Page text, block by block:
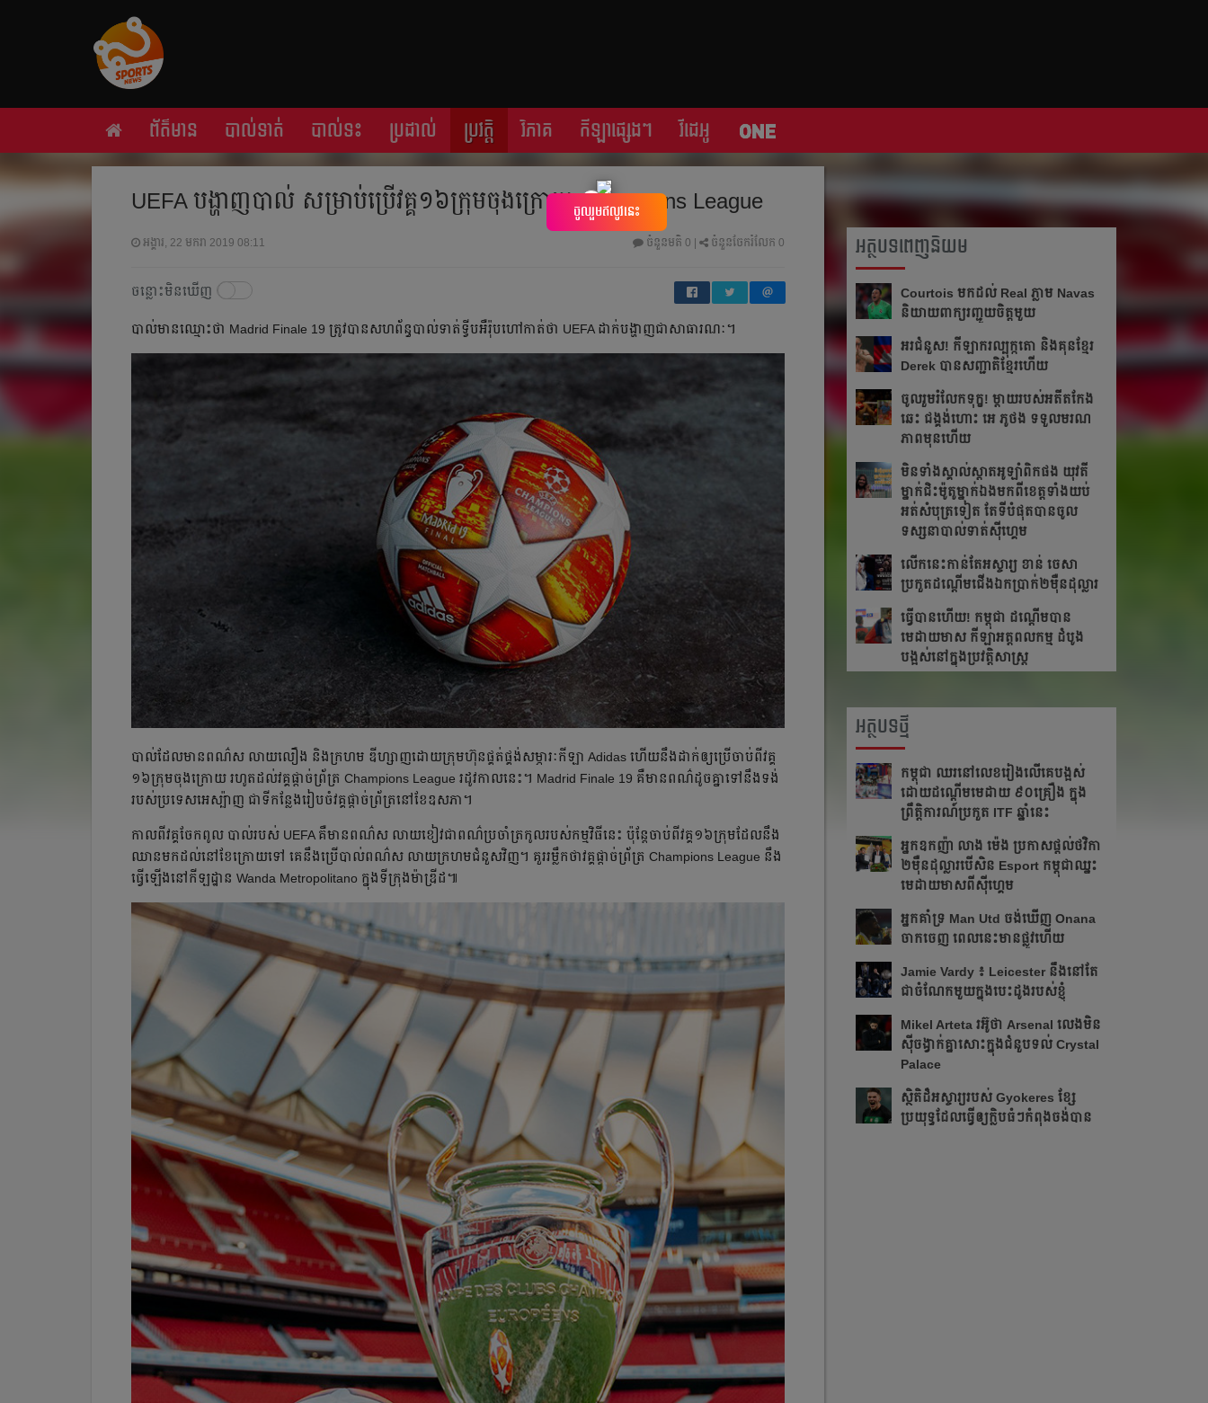
ព័ត៌មាន បាល់ទាត់ បាល់ទះ ប្រដាល់ ប្រវត្តិ​​ វិភាគ កីឡា​ផ្សេង​ៗ វីដេអូ
UEFA បង្ហាញ​បាល់​ សម្រាប់​ប្រើ​វគ្គ​១៦​ក្រុម​ចុង​ក្រោយ​ Champions League
អង្គារ, 22 មករា 2019 08:11 ចំនួនមតិ 0 ចំនួនចែករំលែក 0
ចន្លោះមិនឃើញ
បាល់​​មាន​ឈ្មោះ​ថា​ Madrid Finale 19 ត្រូវ​បាន​សហព័ន្ធ​បាល់ទាត់​ទ្វីប​អឺរ៉ុប​ហៅ​កាត់​ថា​ UEFA ដាក់​បង្ហាញ​ជា​សាធារណៈ​​។​
បាល់​ដែល​មាន​ពណ៌​ស លាយ​លឿង​ និង​ក្រហម ​ឌីហ្សាញ​ដោយ​ក្រុមហ៊ុន​ផ្គត់ផ្គង់​សម្ភារៈ​កីឡា​ Adidas ហើយ​នឹង​ដាក់​ឲ្យ​ប្រើ​ចាប់​ពី​វគ្គ​
១៦​ក្រុម​ចុង​ក្រោយ​ រហូត​ដល់​វគ្គ​ផ្ដាច់ព្រ័ត្រ​ Champions League រដូវ​កាល​នេះ។​ Madrid Finale 19 គឺ​មាន​ពណ៌​ដូច​គ្នា​ទៅ​នឹង​ទង់​
របស់​ប្រទេស​អេស្ប៉ាញ​ ជា​ទី​កន្លែង​រៀប​ចំ​វគ្គ​ផ្ដាច់ព្រ័ត្រ​នៅ​ខែ​ឧសភា។​
កាល​ពី​វគ្គ​ចែក​ពូល​ បាល់​របស់​ UEFA គឺ​មាន​ពណ៌​ស​ លាយ​ខៀវ​ជា​ពណ៌​ប្រចាំ​ត្រកូល​របស់​កម្មវិធី​នេះ​ ប៉ុន្តែ​ចាប់​ពី​វគ្គ​១៦​ក្រុម​ដែល​នឹង​
ឈាន​មក​ដល់​នៅ​ខែ​ក្រោយ​ទៅ​​ គេ​នឹង​ប្រើ​បាល់​ពណ៌​ស លាយ​ក្រហម​ជំនួស​វិញ។ គួរ​រម្លឹក​ថា​វគ្គ​ផ្ដាច់ព្រ័ត្រ​ Champions League នឹង​
ធ្វើ​ឡើង​នៅ​កីឡដ្ឋាន Wanda Metropolitano ក្នុង​ទីក្រុង​ម៉ាឌ្រីដ៕
អត្ថបទពេញនិយម
Courtois មក​ដល់​ Real ភ្លាម​​ Navas
និយាយ​ពាក្យ​រញ្ជួយ​ចិត្ត​មួយ​
អរ​ជំនួស!​ កីឡាករ​ល្បុក្កតោ​ និង​គុន​ខ្មែរ​
Derek​ បាន​សញ្ជាតិ​ខ្មែរ​ហើយ​
ចូលរួម​រំលែក​ទុក្ខ​! ម្ដាយ​របស់​អតីត​កែង​
ឆេះ​ ជង្គង់​ហោះ​ អេ​ ភូថង​ ទទួល​មរណ
ភាព​មុន​ហើយ
មិនទាំងស្គាល់ស្តាតអូឡាំពិកផង យុវតី
ម្នាក់ជិះម៉ូតូម្នាក់ឯងមកពីខេត្ត​ទាំង​យប់
អត់សំបុត្រទៀត តែ​ទី​បំផុត​បាន​ចូល​
ទស្សនា​បាល់ទាត់ស៊ីហ្គេម
លើក​នេះ​កាន់​តែ​អស្ចារ្យ ខាន់ ចេសា
ប្រកួត​ដណ្តើម​ជើង​ឯកប្រាក់២ម៉ឺនដុល្លារ​
ធ្វើបានហើយ! កម្ពុជា ដណ្តើមបាន
មេដាយមាស កីឡាអត្តពលកម្ម ដំបូង
បង្អស់នៅក្នុងប្រវត្តិសាស្រ្ត
អត្ថបទថ្មី
កម្ពុជា​ ឈរនៅលេខរៀងលើគេបង្អស់​
ដោយដណ្ដើមមេដាយ​ ៩០គ្រឿង ក្នុង
ព្រឹត្ដិការណ៍ប្រកួត ITF​ ឆ្នាំនេះ
អ្នក​ឧកញ៉ា លាង ម៉េង ​ប្រកាស​ផ្ដល់​ថវិកា​
២​ម៉ឺន​ដុល្លារ​បើ​សិន​​ Esport កម្ពុជា​​ឈ្នះ​​
មេដាយ​មាស​ពី​ស៊ីហ្គេម​
អ្នក​គាំទ្រ Man Utd ចង់​ឃើញ Onana
ចាកចេញ​ ពេលនេះ​មាន​ផ្លូវ​ហើយ​​
Jamie Vardy ៖ Leicester នឹង​នៅ​តែ​
ជា​ចំណែក​មួយ​ក្នុង​បេះដូង​របស់​ខ្ញុំ​
Mikel Arteta ​រអ៊ូ​ថា​​ Arsenal លេង​មិន​
ស៊ី​ចង្វាក់​គ្នា​​សោះ​ក្នុង​ជំនួប​ទល់ Crystal
Palace
​ស្ថិតិ​ដ៏​អស្ចារ្យ​​របស់ Gyokeres ខ្សែ​
ប្រយុទ្ធ​ដែល​​ធ្វើ​ឲ្យ​ក្លិប​ធំៗ​កំពុង​ចង់បាន​
×
ចូលរួមឥលូវនេះ